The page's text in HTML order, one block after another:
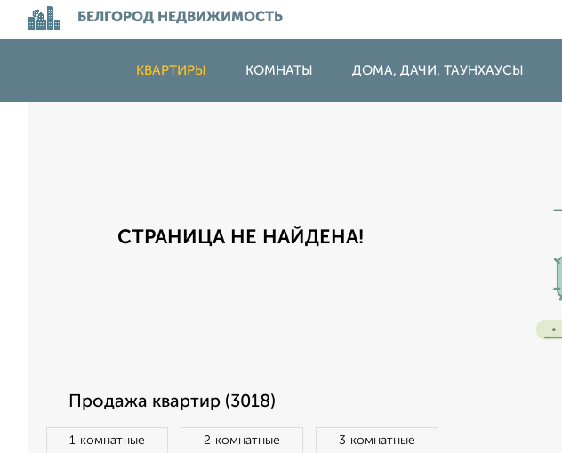
БЕЛГОРОД НЕДВИЖИМОСТЬ
КВАРТИРЫ КОМНАТЫ ДОМА, ДАЧИ, ТАУНХАУСЫ
СТРАНИЦА НЕ НАЙДЕНА!
Продажа квартир (3018)
1‑комнатные 2‑комнатные 3‑комнатные